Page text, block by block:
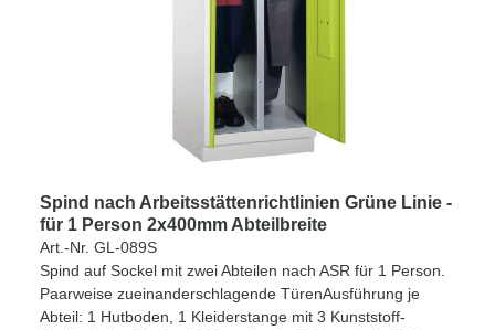
Spind nach Arbeitsstättenrichtlinien Grüne Linie -
für 1 Person 2x400mm Abteilbreite
Art.-Nr. GL-089S
Spind auf Sockel mit zwei Abteilen nach ASR für 1 Person.
Paarweise zueinanderschlagende TürenAusführung je
Abteil: 1 Hutboden, 1 Kleiderstange mit 3 Kunststoff-